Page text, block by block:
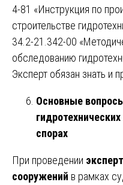
4-81 «Инструкция по
строительстве
34.2-21.342-00
обследованию
Эксперт обязан знать и
Основные
спорах
При проведении
сооружений в рамках